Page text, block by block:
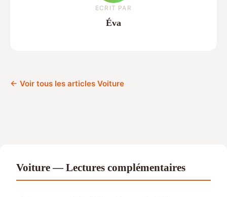
ECRIT PAR
Éva
← Voir tous les articles Voiture
Voiture — Lectures complémentaires